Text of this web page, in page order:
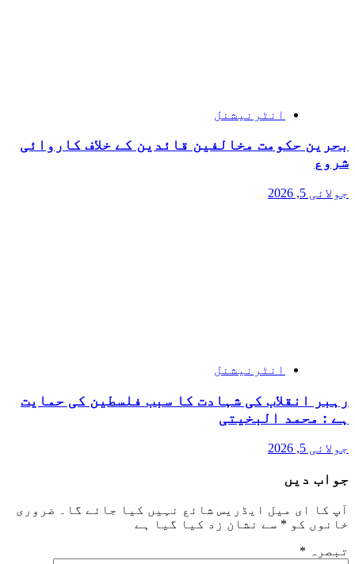
انٹرنیشنل
بحرین حکومت مخالفین قائدین کے خلاف کاروائی
شروع
جولائی 5, 2026
انٹرنیشنل
رہبر انقلاب کی شہادت کا سبب فلسطین کی حمایت
ہے : محمد البخیتی
جولائی 5, 2026
جواب دیں
آپ کا ای میل ایڈریس شائع نہیں کیا جائے گا۔
ضروری
خانوں کو * سے نشان زد کیا گیا ہے
تبصرہ *